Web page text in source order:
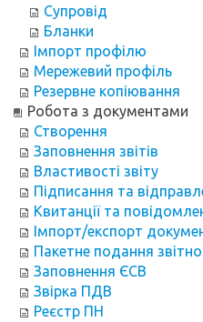
Супровід
Бланки
Імпорт профілю
Мережевий профіль
Резервне копіювання
Робота з документами
Створення
Заповнення звітів
Властивості звіту
Підписання та
Квитанції та
Імпорт/експорт
Пакетне подання
Заповнення ЄСВ
Звірка ПДВ
Реєстр ПН